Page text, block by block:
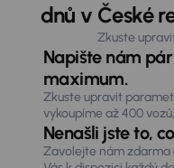
dnů v České
Zkuste
Napište nám
maximum.
Zkuste upravit
vykoupíme až 400
Nenašli jste to,
Zavolejte nám zdarma